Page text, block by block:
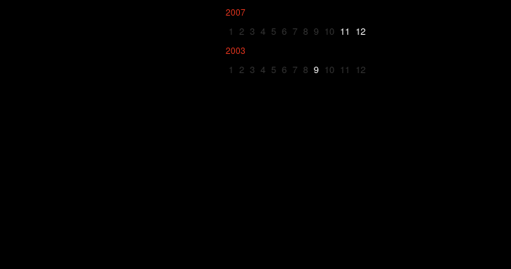
2007
1 2 3 4 5 6 7 8 9 10 11 12
2003
1 2 3 4 5 6 7 8 9 10 11 12